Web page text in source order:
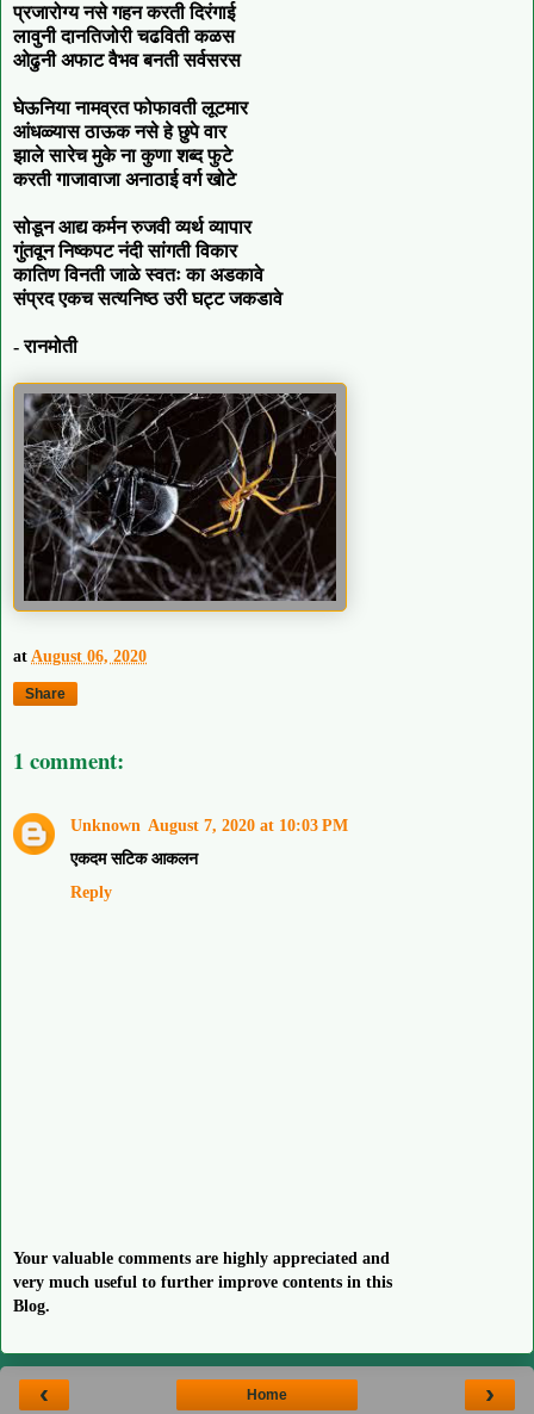
प्रजारोग्य नसे गहन करती दिरंगाई
लावुनी दानतिजोरी चढविती कळस
ओढुनी अफाट वैभव बनती सर्वसरस
घेऊनिया नामव्रत फोफावती लूटमार
आंधळ्यास ठाऊक नसे हे छुपे वार
झाले सारेच मुके ना कुणा शब्द फुटे
करती गाजावाजा अनाठाई वर्ग खोटे
सोडून आद्य कर्मन रुजवी व्यर्थ व्यापार
गुंतवून निष्कपट नंदी सांगती विकार
कातिण विनती जाळे स्वतः का अडकावे
संप्रद एकच सत्यनिष्ठ उरी घट्ट जकडावे
- रानमोती
atAugust 06, 2020
Share
1 comment:
Unknown August 7, 2020 at 10:03 PM
एकदम सटिक आकलन
Reply
Your valuable comments are highly appreciated and
very much useful to further improve contents in this
Blog.
‹ ›
Home